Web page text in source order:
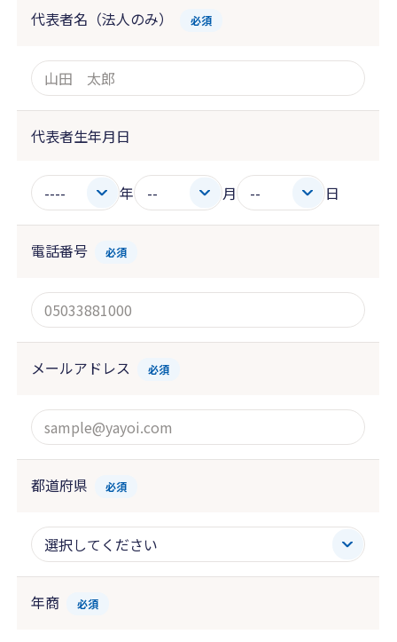
代表者名（法人のみ） 必須
代表者生年月日
年 月 日
電話番号 必須
メールアドレス 必須
都道府県 必須
年商 必須